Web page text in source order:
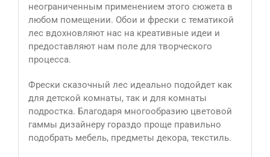
неограниченным применением этого сюжета в
любом помещении. Обои и фрески с тематикой
лес вдохновляют нас на креативные идеи и
предоставляют нам поле для творческого
процесса.
Фрески сказочный лес идеально подойдет как
для детской комнаты, так и для комнаты
подростка. Благодаря многообразию цветовой
гаммы дизайнеру гораздо проще правильно
подобрать мебель, предметы декора, текстиль.